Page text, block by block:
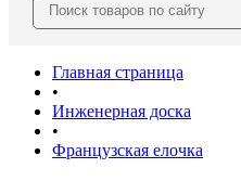
Главная страница
•
Инженерная доска
•
Французская елочка